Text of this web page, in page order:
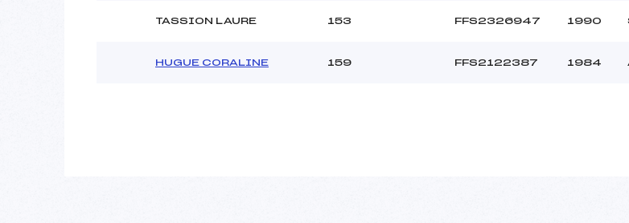
TASSION LAURE 153 FFS2326947 1990
HUGUE CORALINE 159 FFS2122387 1984